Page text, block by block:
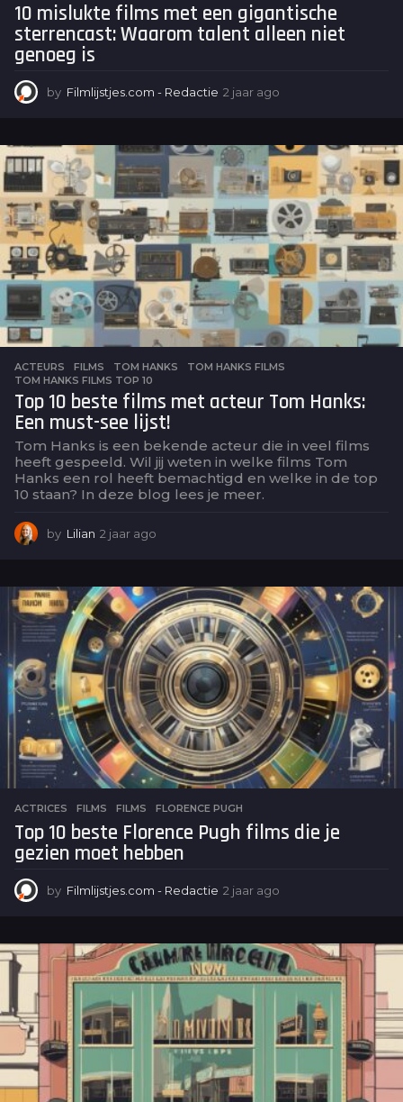
10 mislukte films met een gigantische
sterrencast: Waarom talent alleen niet
genoeg is
by Filmlijstjes.com - Redactie 2 jaar ago
a
r
a
g
o
ACTEURS ,FILMS TOM HANKS ,TOM HANKS FILMS
TOM HANKS FILMS TOP 10
Top 10 beste films met acteur Tom Hanks:
Een must-see lijst!
Tom Hanks is een bekende acteur die in veel films
heeft gespeeld. Wil jij weten in welke films Tom
Hanks een rol heeft bemachtigd en welke in de top
10 staan? In deze blog lees je meer.
by Lilian 2 jaar ago
a
r
a
g
o
ACTRICES ,FILMS FILMS ,FLORENCE PUGH
Top 10 beste Florence Pugh films die je
gezien moet hebben
by Filmlijstjes.com - Redactie 2 jaar ago
a
r
a